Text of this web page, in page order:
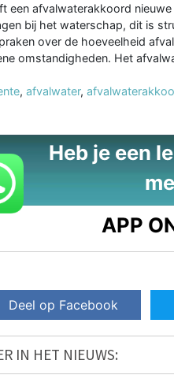
een afvalwaterakkoord
bij het waterschap, dit is
over de hoeveelheid
omstandigheden. Het
, afvalwater,
Heb je een
APP
Deel op Facebook
IN HET NIEUWS: